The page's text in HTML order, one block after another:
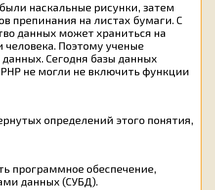
наскальные рисунки, затем
препинания на листах бумаги. С
данных может храниться на
человека. Поэтому ученые
Сегодня базы данных
не могли не включить функции
определений этого понятия,
программное обеспечение,
данных (СУБД).